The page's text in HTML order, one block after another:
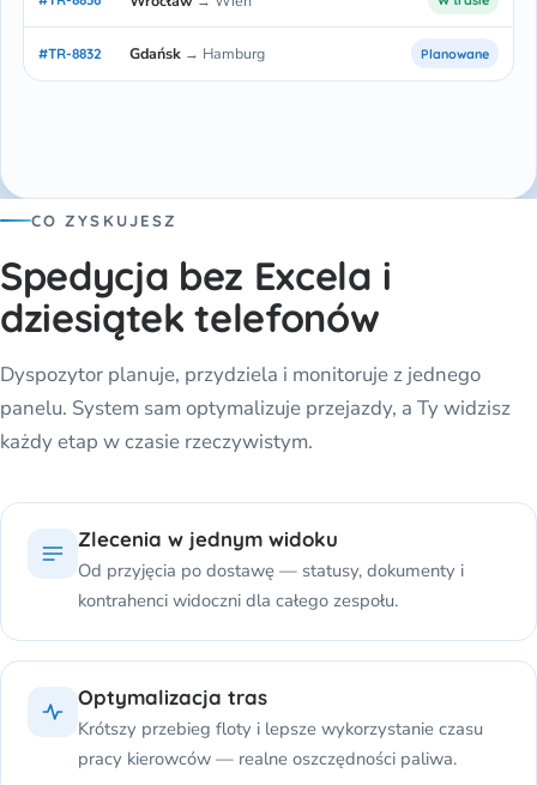
#TR-8832 Gdańsk → Hamburg Planowane
CO ZYSKUJESZ
Spedycja bez Excela i
dziesiątek telefonów
Dyspozytor planuje, przydziela i monitoruje z jednego
panelu. System sam optymalizuje przejazdy, a Ty widzisz
każdy etap w czasie rzeczywistym.
Zlecenia w jednym widoku
Od przyjęcia po dostawę — statusy, dokumenty i
kontrahenci widoczni dla całego zespołu.
Optymalizacja tras
Krótszy przebieg floty i lepsze wykorzystanie czasu
pracy kierowców — realne oszczędności paliwa.